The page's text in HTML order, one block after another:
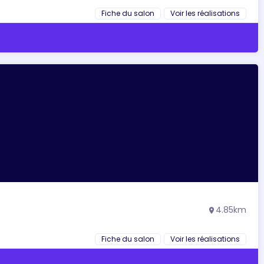
Fiche du salon Voir les réalisations
location_on 4.85km
Fiche du salon Voir les réalisations